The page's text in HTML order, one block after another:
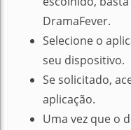
DramaFever.
Selecione o
seu dispositivo.
Se solicitado,
aplicação.
Uma vez que o